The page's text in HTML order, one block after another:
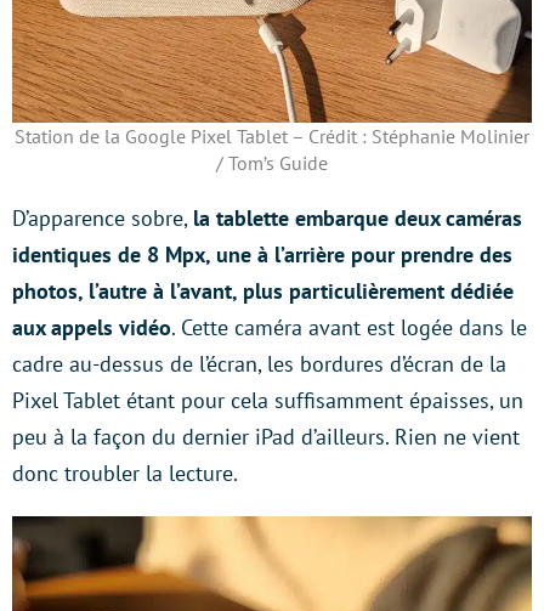
Station de la Google Pixel Tablet – Crédit : Stéphanie Molinier
/ Tom’s Guide
D’apparence sobre, la tablette embarque deux caméras
identiques de 8 Mpx, une à l’arrière pour prendre des
photos, l’autre à l’avant, plus particulièrement dédiée
aux appels vidéo. Cette caméra avant est logée dans le
cadre au-dessus de l’écran, les bordures d’écran de la
Pixel Tablet étant pour cela suffisamment épaisses, un
peu à la façon du dernier iPad d’ailleurs. Rien ne vient
donc troubler la lecture.